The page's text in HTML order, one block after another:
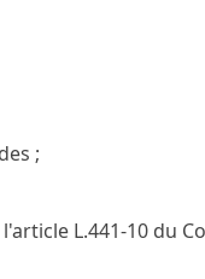
;
L.441-10 du